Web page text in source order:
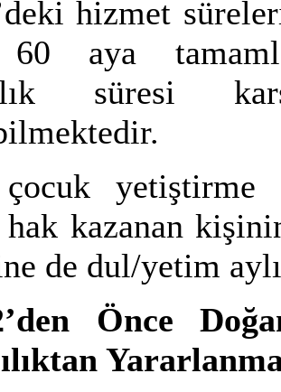
hizmet
aya
süresi
çocuk yetiştirme
hak kazanan
de dul/yetim
Önce